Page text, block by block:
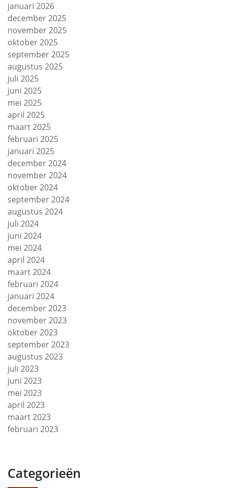
januari 2026
december 2025
november 2025
oktober 2025
september 2025
augustus 2025
juli 2025
juni 2025
mei 2025
april 2025
maart 2025
februari 2025
januari 2025
december 2024
november 2024
oktober 2024
september 2024
augustus 2024
juli 2024
juni 2024
mei 2024
april 2024
maart 2024
februari 2024
januari 2024
december 2023
november 2023
oktober 2023
september 2023
augustus 2023
juli 2023
juni 2023
mei 2023
april 2023
maart 2023
februari 2023
Categorieën